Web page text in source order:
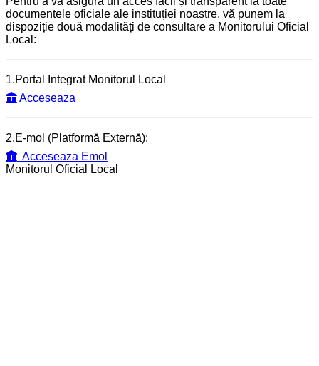
documentele oficiale ale instituției noastre, vă punem la
dispoziție două modalități de consultare a Monitorului Oficial
Local:
1.Portal Integrat Monitorul Local
Acceseaza
2.E-mol (Platformă Externă):
Acceseaza Emol
Monitorul Oficial Local